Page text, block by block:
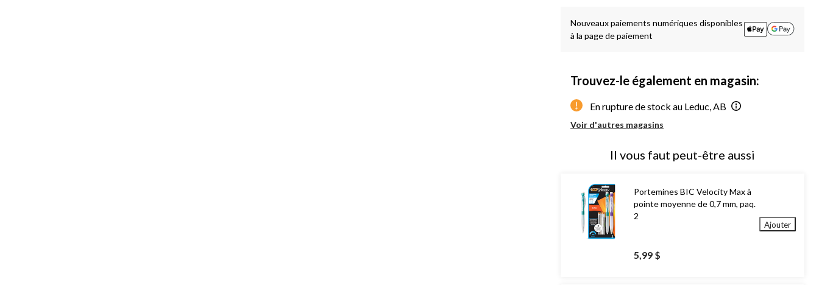
Nouveaux paiements numériques disponibles
à la page de paiement
Trouvez-le également en magasin:
En rupture de stock au Leduc, AB
Voir d'autres magasins
Il vous faut peut-être aussi
Portemines BIC Velocity Max à
pointe moyenne de 0,7 mm, paq.
2
5,99 $
Ajouter